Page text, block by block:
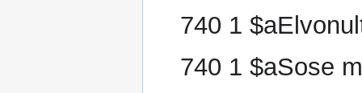
740 1
740 1 $aSose